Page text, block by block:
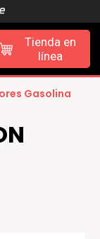
Tienda en
línea
Gasolina